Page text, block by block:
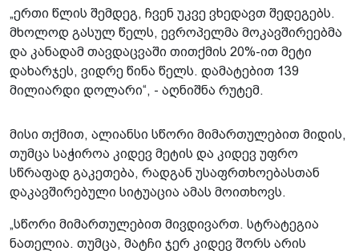
„ერთი წლის შემდეგ, ჩვენ უკვე ვხედავთ შედეგებს.
მხოლოდ გასულ წელს, ევროპელმა მოკავშირეებმა
და კანადამ თავდაცვაში თითქმის 20%-ით მეტი
დახარჯეს, ვიდრე წინა წელს. დამატებით 139
მილიარდი დოლარი“, - აღნიშნა რუტემ.
მისი თქმით, ალიანსი სწორი მიმართულებით მიდის,
თუმცა საჭიროა კიდევ მეტის და კიდევ უფრო
სწრაფად გაკეთება, რადგან უსაფრთხოებასთან
დაკავშირებული სიტუაცია ამას მოითხოვს.
„სწორი მიმართულებით მივდივართ. სტრატეგია
ნათელია. თუმცა, მატჩი ჯერ კიდევ შორს არის